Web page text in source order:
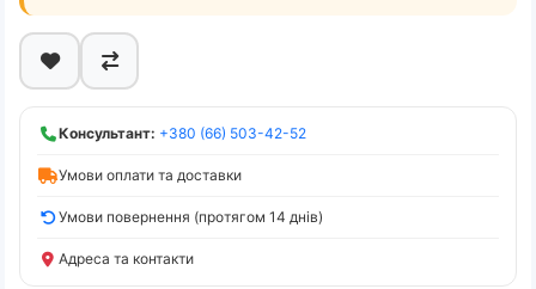
Консультант: +380 (66) 503-42-52
Умови оплати та доставки
Умови повернення (протягом 14 днів)
Адреса та контакти